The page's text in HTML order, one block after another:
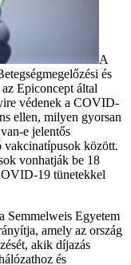
A
és
Epiconcept által
védenek a COVID-
ellen, milyen gyorsan
e jelentős
vakcinatípusok között.
vonhatják be 18
19 tünetekkel
Semmelweis Egyetem
amely az ország
akik díjazás
és